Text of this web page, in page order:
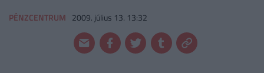
PÉNZCENTRUM 2009. július 13. 13:32